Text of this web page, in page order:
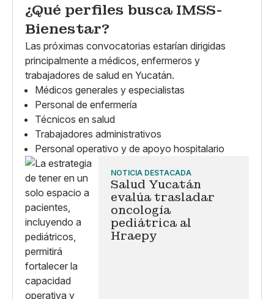
¿Qué perfiles busca IMSS-
Bienestar?
Las próximas convocatorias estarían dirigidas
principalmente a médicos, enfermeros y
trabajadores de salud en Yucatán.
Médicos generales y especialistas
Personal de enfermería
Técnicos en salud
Trabajadores administrativos
Personal operativo y de apoyo hospitalario
NOTICIA DESTACADA
Salud Yucatán
evalúa trasladar
oncología
pediátrica al
Hraepy